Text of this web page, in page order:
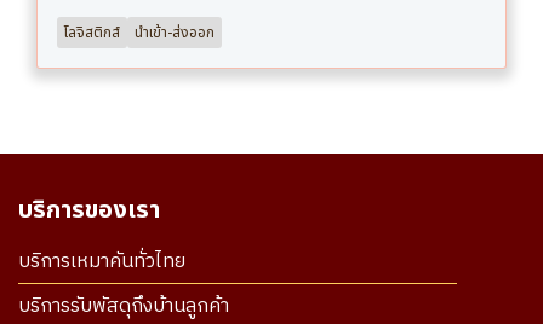
โลจิสติกส์ นำเข้า-ส่งออก
บริการของเรา
บริการเหมาคันทั่วไทย
บริการรับพัสดุถึงบ้านลูกค้า